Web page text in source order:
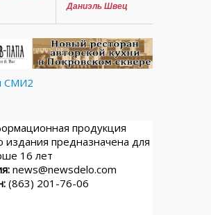
Даниэль Швец
СМИ2
продукция
издания предназначена для
16 лет
news@newsdelo.com
(863) 201-76-06